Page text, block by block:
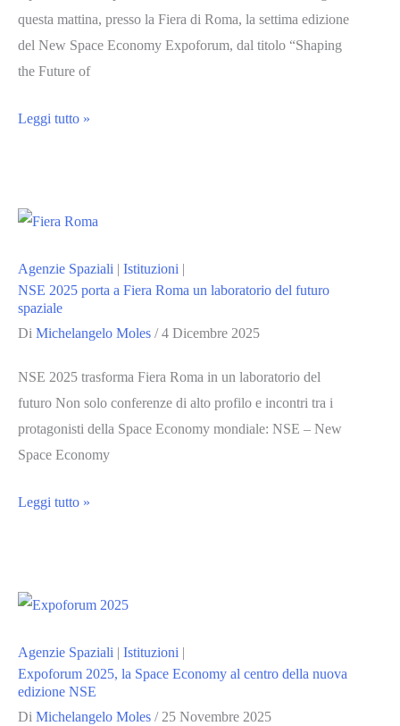
questa mattina, presso la Fiera di Roma, la settima edizione
del New Space Economy Expoforum, dal titolo “Shaping
the Future of
New
l’Expoforum
alla
Fiera
di
Leggi tutto »
Agenzie Spaziali | Istituzioni |
NSE 2025 porta a Fiera Roma un laboratorio del futuro
spaziale
Di Michelangelo Moles /4 Dicembre 2025
NSE 2025 trasforma Fiera Roma in un laboratorio del
futuro Non solo conferenze di alto profilo e incontri tra i
protagonisti della Space Economy mondiale: NSE – New
Space Economy
NSE
Fiera
un
laboratorio
del
Leggi tutto »
Agenzie Spaziali | Istituzioni |
Expoforum 2025, la Space Economy al centro della nuova
edizione NSE
Di Michelangelo Moles / 25 Novembre 2025